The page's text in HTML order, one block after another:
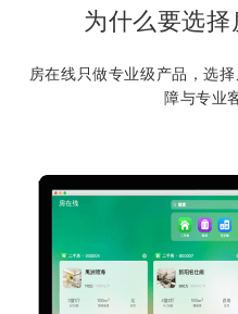
为什么要选择
房在线只做专业级产品，选
障与专业